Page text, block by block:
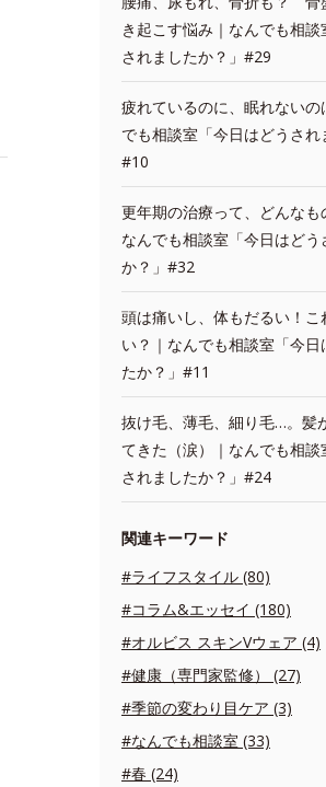
き起こす悩み｜なんでも相談
されましたか？」#29
疲れているのに、眠れないの
でも相談室「今日はどうされ
#10
更年期の治療って、どんなも
なんでも相談室「今日はどう
か？」#32
頭は痛いし、体もだるい！
い？｜なんでも相談室「今日
たか？」#11
抜け毛、薄毛、細り毛…。髪
てきた（涙）｜なんでも相談
されましたか？」#24
関連キーワード
#ライフスタイル (80)
#コラム&エッセイ (180)
#オルビス スキンVウェア (4)
#健康（専門家監修） (27)
#季節の変わり目ケア (3)
#なんでも相談室 (33)
#春 (24)